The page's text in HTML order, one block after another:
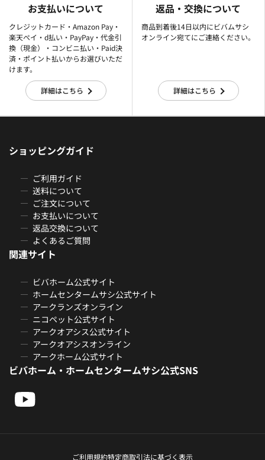
お支払いについて
クレジットカード・Amazon Pay・
楽天ぺイ・d払い・PayPay・代金引
換（現金）・コンビニ払い・Paid決
済・ポイント払いからお選びいただ
けます。
詳細はこちら
返品・交換について
商品到着後14日以内にビバムサシ
オンライン宛てにご連絡ください。
詳細はこちら
ショッピングガイド
ご利用ガイド
送料について
ご注文について
お支払いについて
返品交換について
よくあるご質問
関連サイト
ビバホーム公式サイト
ホームセンタームサシ公式サイト
アークランズオンライン
ニコペット公式サイト
アークオアシス公式サイト
アークオアシスオンライン
アークホーム公式サイト
ビバホーム・ホームセンタームサシ公式SNS
ご利用規約特定商取引法に基づく表示